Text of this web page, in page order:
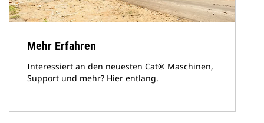
Mehr Erfahren
Interessiert an den neuesten Cat® Maschinen,
Support und mehr? Hier entlang.